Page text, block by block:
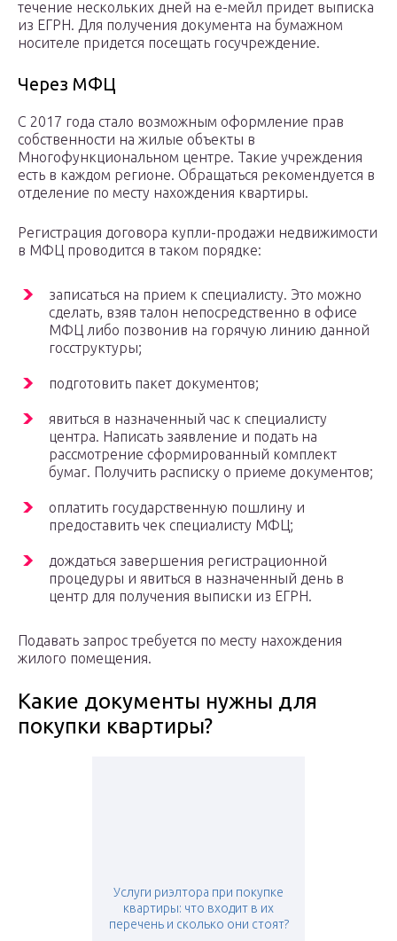
течение нескольких дней на е-мейл придет выписка
из ЕГРН. Для получения документа на бумажном
носителе придется посещать госучреждение.
Через МФЦ
С 2017 года стало возможным оформление прав
собственности на жилые объекты в
Многофункциональном центре. Такие учреждения
есть в каждом регионе. Обращаться рекомендуется в
отделение по месту нахождения квартиры.
Регистрация договора купли-продажи недвижимости
в МФЦ проводится в таком порядке:
записаться на прием к специалисту. Это можно
сделать, взяв талон непосредственно в офисе
МФЦ либо позвонив на горячую линию данной
госструктуры;
подготовить пакет документов;
явиться в назначенный час к специалисту
центра. Написать заявление и подать на
рассмотрение сформированный комплект
бумаг. Получить расписку о приеме документов;
оплатить государственную пошлину и
предоставить чек специалисту МФЦ;
дождаться завершения регистрационной
процедуры и явиться в назначенный день в
центр для получения выписки из ЕГРН.
Подавать запрос требуется по месту нахождения
жилого помещения.
Какие документы нужны для
покупки квартиры?
Услуги риэлтора при покупке
квартиры: что входит в их
перечень и сколько они стоят?